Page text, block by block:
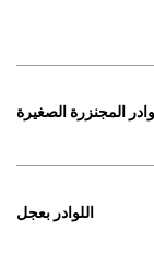
المجنزرة الصغيرة
اللوادر بعجل